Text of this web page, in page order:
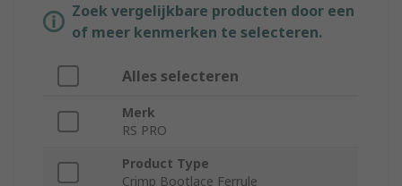
Zoek vergelijkbare producten door een
of meer kenmerken te selecteren.
Alles selecteren
Merk
RS PRO
Product Type
Crimp Bootlace Ferrule